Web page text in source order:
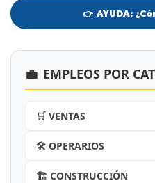
👉 AYUDA:
💼 EMPLEOS POR
🛒 VENTAS
🛠️ OPERARIOS
🏗️ CONSTRUCCIÓN